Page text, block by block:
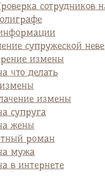
сотрудников
супружеской
измены
что делать
измены
супруга
жены
роман
мужа
в интернете